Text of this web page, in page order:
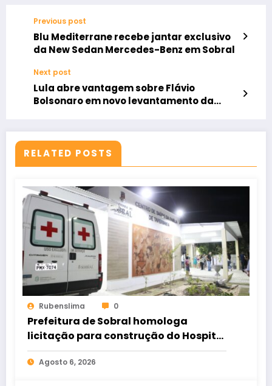
Previous post
Blu Mediterrane recebe jantar exclusivo
da New Sedan Mercedes-Benz em Sobral
Next post
Lula abre vantagem sobre Flávio
Bolsonaro em novo levantamento da
RELATED POSTS
Rubenslima 0
Prefeitura de Sobral homologa
licitação para construção do Hospital
de Taperuaba
Agosto 6, 2026